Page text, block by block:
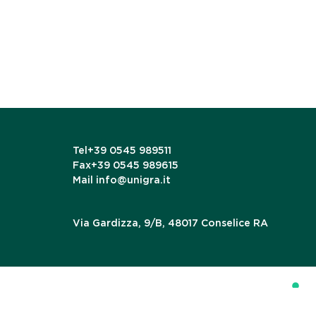
Tel +39 0545 989511
Fax+39 0545 989615
Mail info@unigra.it
Via Gardizza, 9/B, 48017 Conselice RA